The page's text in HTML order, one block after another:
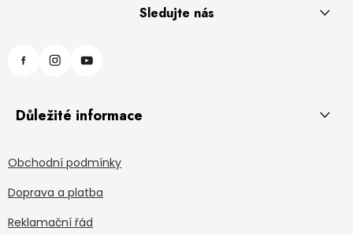
Sledujte nás
Důležité informace
Obchodní podmínky
Doprava a platba
Reklamační řád